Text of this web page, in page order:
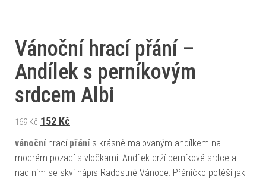
Vánoční hrací přání –
Andílek s perníkovým
srdcem Albi
169Kč Původní cena byla: 169 Kč.
152 Kč
vánočníhrací přánís krásně malovaným andílkem na
modrém pozadí s vločkami. Andílek drží perníkové srdce a
nad ním se skví nápis Radostné Vánoce. Přáníčko potěší jak